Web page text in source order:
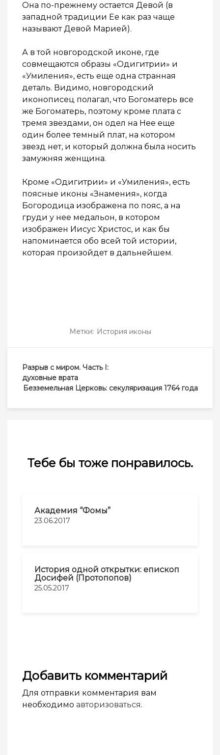
Она по-прежнему остается Девой (в
западной традиции Ее как раз чаще
называют Девой Марией).
А в той новгородской иконе, где
совмещаются образы «Одигитрии» и
«Умиления», есть еще одна странная
деталь. Видимо, новгородский
иконописец полагал, что Богоматерь все
же Богоматерь, поэтому кроме плата с
тремя звездами, он одел на Нее еще
один более темный плат, на котором
звезд нет, и который должна была носить
замужняя женщина.
Кроме «Одигитрии» и «Умиления», есть
поясные иконы «Знамения», когда
Богородица изображена по пояс, а на
груди у нее медальон, в котором
изображен Иисус Христос, и как бы
напоминается обо всей той истории,
которая произойдет в дальнейшем.
Метки: История иконы
Навигация
по
записям
Разрыв с миром. Часть I:
духовные врата
Безземельная Церковь: секуляризация 1764 года
Тебе бы тоже понравилось.
Академия “Фомы”
23.06.2017
История одной открытки: епископ
Досифей (Протопопов)
25.05.2017
Добавить комментарий
Для отправки комментария вам
необходимо авторизоваться.